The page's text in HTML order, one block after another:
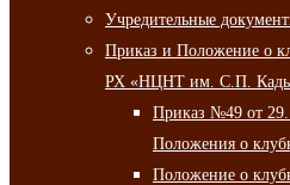
Учредительные
Приказ и Положение о
РХ «НЦНТ им. С.П.
Приказ №49 от
Положения о
Положение о